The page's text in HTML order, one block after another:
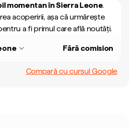
momentan înSierra Leone.
acoperirii, așa că urmărește
a fi primul care află noutăți.
Fără comision
Compară cu cursul Google